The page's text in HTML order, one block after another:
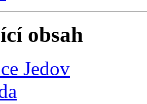
obsah
Jedov